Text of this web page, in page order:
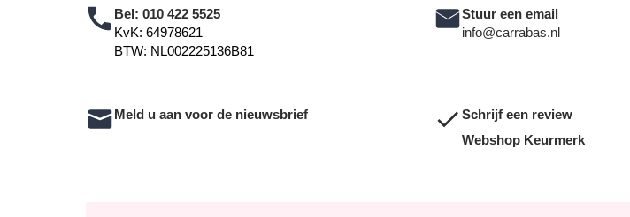
Bel: 010 422 5525
KvK: 64978621
BTW: NL002225136B81
Stuur een email
info@carrabas.nl
Meld u aan voor de nieuwsbrief
Schrijf een review
Webshop Keurmerk